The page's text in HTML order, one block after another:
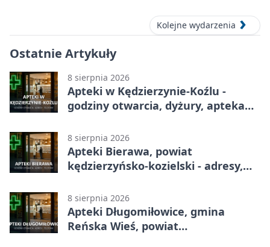
Kolejne wydarzenia
Ostatnie Artykuły
8 sierpnia 2026
Apteki w Kędzierzynie-Koźlu -
godziny otwarcia, dyżury, apteka
8 sierpnia 2026
Apteki Bierawa, powiat
kędzierzyńsko-kozielski - adresy,
8 sierpnia 2026
Apteki Długomiłowice, gmina
Reńska Wieś, powiat